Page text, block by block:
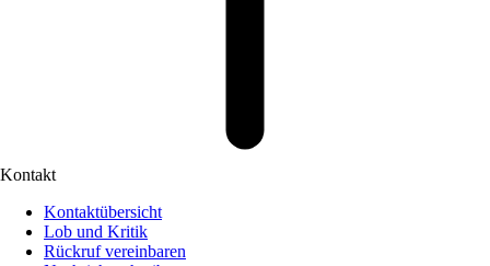
Kontakt
Kontaktübersicht
Lob und Kritik
Rückruf vereinbaren